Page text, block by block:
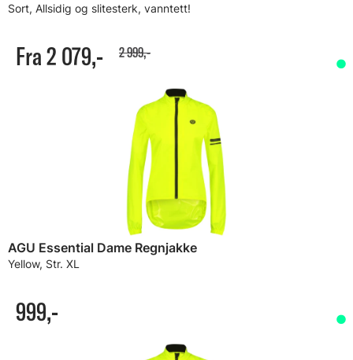
Sort, Allsidig og slitesterk, vanntett!
Fra 2 079,- 2 999,-
AGU Essential Dame Regnjakke
Yellow, Str. XL
999,-